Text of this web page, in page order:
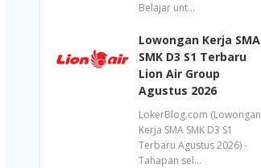
Belajar unt…
Lowongan Kerja SMA
SMK D3 S1 Terbaru
Lion Air Group
Agustus 2026
LokerBlog.com (Lowongan
Kerja SMA SMK D3 S1
Terbaru Agustus 2026) -
Tahapan sel…